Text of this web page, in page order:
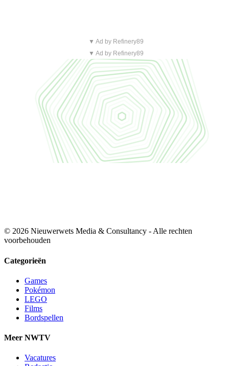
▼ Ad by Refinery89
▼ Ad by Refinery89
© 2026 Nieuwerwets Media & Consultancy - Alle rechten
voorbehouden
Categorieën
Games
Pokémon
LEGO
Films
Bordspellen
Meer NWTV
Vacatures